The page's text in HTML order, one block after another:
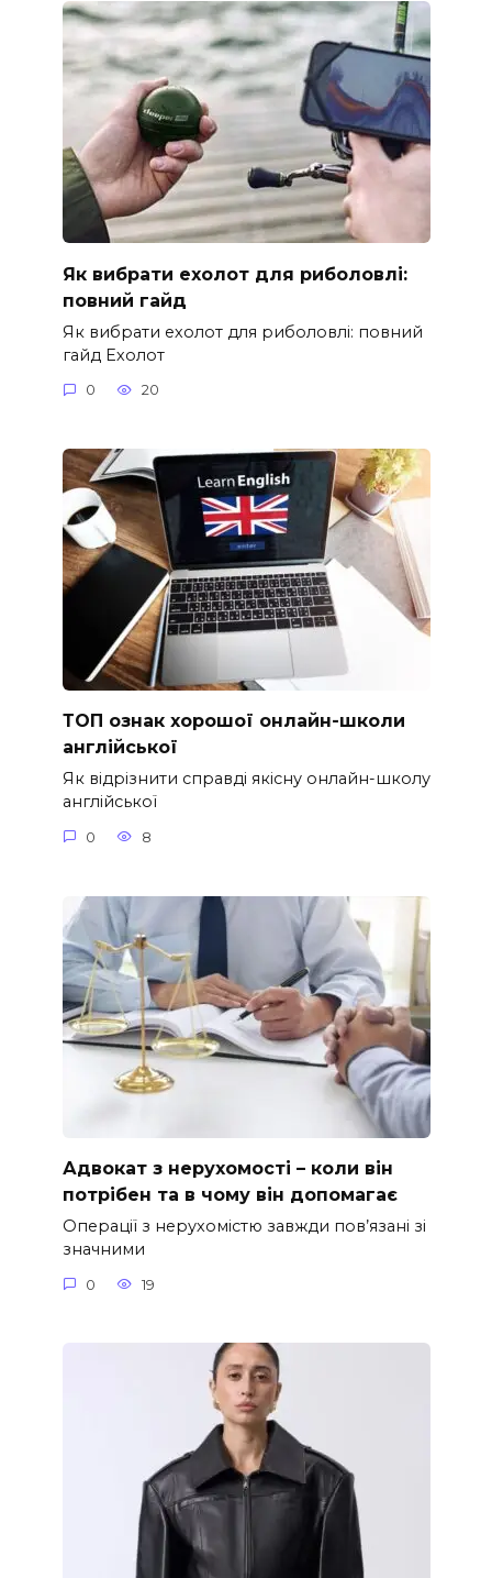
Як вибрати ехолот для риболовлі:
повний гайд
Як вибрати ехолот для риболовлі: повний
гайд Ехолот
0 20
ТОП ознак хорошої онлайн-школи
англійської
Як відрізнити справді якісну онлайн-школу
англійської
0 8
Адвокат з нерухомості – коли він
потрібен та в чому він допомагає
Операції з нерухомістю завжди пов’язані зі
значними
0 19